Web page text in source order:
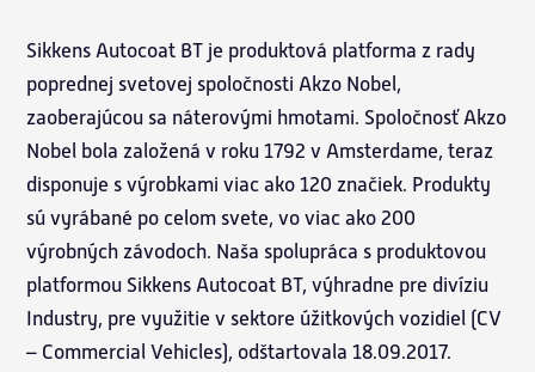
Sikkens Autocoat BT je produktová platforma z rady
poprednej svetovej spoločnosti Akzo Nobel,
zaoberajúcou sa náterovými hmotami. Spoločnosť Akzo
Nobel bola založená v roku 1792 v Amsterdame, teraz
disponuje s výrobkami viac ako 120 značiek. Produkty
sú vyrábané po celom svete, vo viac ako 200
výrobných závodoch. Naša spolupráca s produktovou
platformou Sikkens Autocoat BT, výhradne pre divíziu
Industry, pre využitie v sektore úžitkových vozidiel (CV
– Commercial Vehicles), odštartovala 18.09.2017.